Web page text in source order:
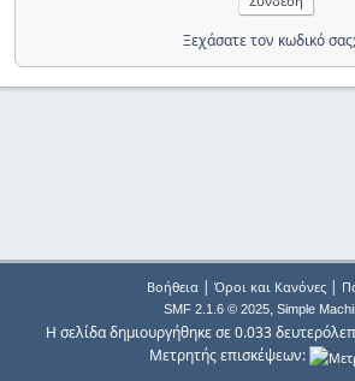
Ξεχάσατε τον κωδικό σας;
Βοήθεια| Όροι και Κανόνες|
SMF 2.1.6 © 2025, Simple
Η σελίδα δημιουργήθηκε σε 0.033
Μετρητής επισκέψεων: